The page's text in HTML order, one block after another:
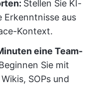
Stellen Sie KI-
Erkenntnisse aus
Kontext.
eine Team-
Sie mit
SOPs und